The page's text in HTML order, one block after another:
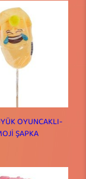
OYUNCAKLI-
ŞAPKA